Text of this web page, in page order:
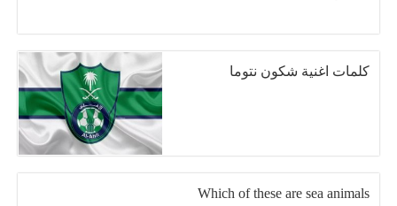
كلمات اغنية شكون نتوما
Which of these are sea animals